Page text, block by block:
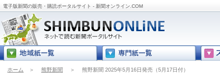
電子版新聞の販売・購読ポータルサイト - 新聞オンライン.COM
ホーム ＞ 熊野新聞 ＞ 熊野新聞 2025年5月16日発売（5月17日付）